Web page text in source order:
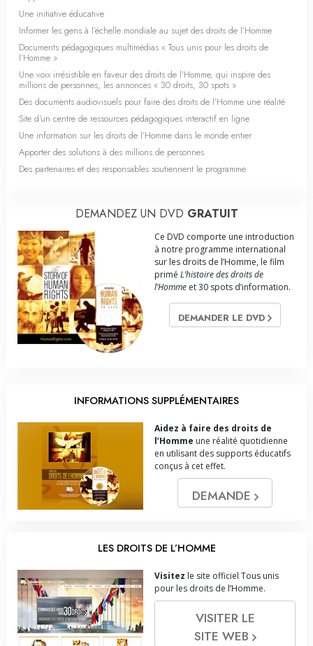
Une initiative éducative
Informer les gens à l’échelle mondiale au sujet des droits de l’Homme
Documents pédagogiques multimédias « Tous unis pour les droits de
l’Homme »
Une voix irrésistible en faveur des droits de l’Homme, qui inspire des
millions de personnes, les annonces « 30 droits, 30 spots »
Des documents audiovisuels pour faire des droits de l’Homme une réalité
Site d’un centre de ressources pédagogiques interactif en ligne
Une information sur les droits de l’Homme dans le monde entier
Apporter des solutions à des millions de personnes
Des partenaires et des responsables soutiennent le programme
DEMANDEZ UN DVD GRATUIT
Ce DVD comporte une introduction
à notre programme international
sur les droits de l’Homme, le film
primé L’histoire des droits de
l’Homme et 30 spots d’information.
DEMANDER LE DVD
INFORMATIONS SUPPLÉMENTAIRES
Aidez à faire des droits de
l’Homme une réalité quotidienne
en utilisant des supports éducatifs
conçus à cet effet.
DEMANDE
LES DROITS DE L’HOMME
Visitez le site officiel Tous unis
pour les droits de l’Homme.
VISITER LE
SITE WEB